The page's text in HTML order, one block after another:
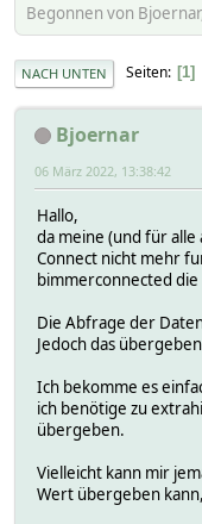
Begonnen von
NACH UNTEN Seiten 1
Bjoernar
06 März 2022, 13:38:42
Hallo,
da meine (und für alle
Connect nicht mehr
bimmerconnected
Die Abfrage der
Jedoch das
Ich bekomme es
ich benötige zu
übergeben.
Vielleicht kann mir
Wert übergeben